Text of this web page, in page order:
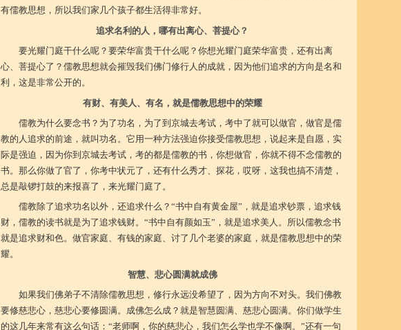
有儒教思想，所以我们家几个孩子都生活得非常好。
追求名利的人，哪有出离心、菩提心？
要光耀门庭干什么呢？要荣华富贵干什么呢？你想光耀门庭荣华富贵，还有出离
心、菩提心了？儒教思想就会摧毁我们佛门修行人的成就，因为他们追求的方向是名和
利，这是非常公开的。
有财、有美人、有名，就是儒教思想中的荣耀
儒教为什么要念书？为了功名，为了到京城去考试，考中了就可以做官，做官是儒
教的人追求的前途，就叫功名。它用一种方法强迫你接受儒教思想，说起来是自愿，实
际是强迫，因为你到京城去考试，考的都是儒教的书，你想做官，你就不得不念儒教的
书。那么你做了官了，你考中状元了，还有什么秀才、探花，哎呀，这我也搞不清楚，
总是敲锣打鼓的来报喜了，来光耀门庭了。
儒教除了追求功名以外，还追求什么？“书中自有黄金屋”，就是追求钞票，追求钱
财，儒教的读书就是为了追求钱财。“书中自有颜如玉”，就是追求美人。所以儒教念书
就是追求财和色。做官家庭、有钱的家庭、讨了几个老婆的家庭，就是儒教思想中的荣
耀。
智慧、悲心圆满就成佛
如果我们佛弟子不清除儒教思想，修行永远没希望了，因为方向不对头。我们佛教
要修慈悲心，慈悲心要修圆满。成佛怎么成？就是智慧圆满、慈悲心圆满。你们做学生
的这几年来常有这么句话：“老师啊，你的慈悲心，我们怎么学也学不像啊。”还有一句